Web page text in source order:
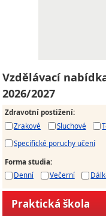
Vzdělávací
2026/2027
Zdravotní postižení:
Zrakové
Sluchové
Specifické poruchy učení
Forma studia:
Denní
Večerní
Praktická škola